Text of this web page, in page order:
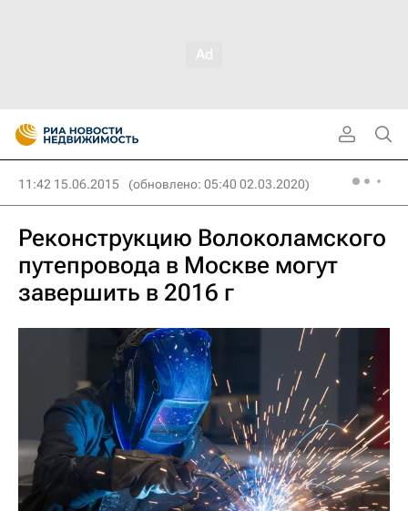
11:42 15.06.2015 (обновлено: 05:40 02.03.2020)
Реконструкцию Волоколамского
путепровода в Москве могут
завершить в 2016 г